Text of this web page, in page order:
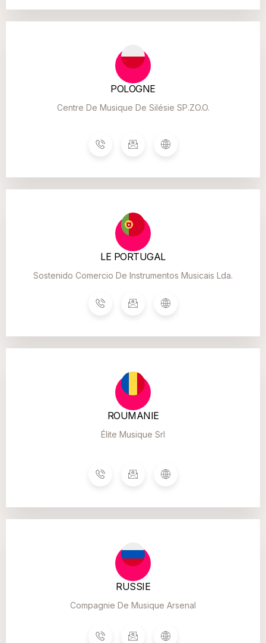
POLOGNE
Centre De Musique De Silésie SP.ZO.o.
LE PORTUGAL
Sostenido Comercio De Instrumentos Musicais Lda.
ROUMANIE
Élite Musique Srl
RUSSIE
Compagnie De Musique Arsenal